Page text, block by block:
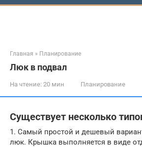
Главная » Планирование
Люк в подвал
На чтение: 20 мин Планирование
Существует несколько
1. Самый простой и дешевый
люк. Крышка выполняется в виде